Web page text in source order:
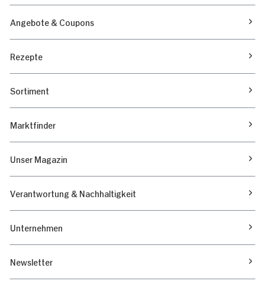
Angebote & Coupons
Rezepte
Sortiment
Marktfinder
Unser Magazin
Verantwortung & Nachhaltigkeit
Unternehmen
Newsletter